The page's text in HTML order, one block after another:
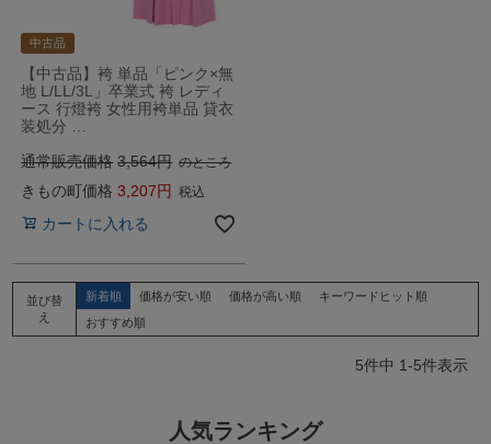
中古品
【中古品】袴 単品「ピンク×無
地 L/LL/3L」卒業式 袴 レディ
ース 行燈袴 女性用袴単品 貸衣
装処分 …
通常販売価格 3,564 のところ
きもの町価格 3,207 税込
カートに入れる
並び替
え
新着順 価格が安い順 価格が高い順
キーワードヒット順
おすすめ順
5件中 1-5件表示
人気ランキング